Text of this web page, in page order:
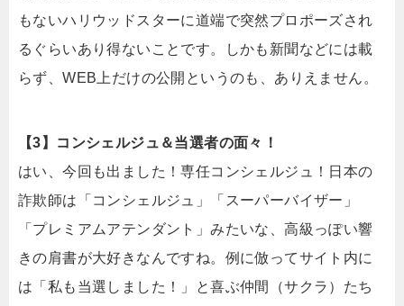
もないハリウッドスターに道端で突然プロポーズされ
るぐらいあり得ないことです。しかも新聞などには載
らず、WEB上だけの公開というのも、ありえません。
【3】コンシェルジュ＆当選者の面々！
はい、今回も出ました！専任コンシェルジュ！日本の
詐欺師は「コンシェルジュ」「スーパーバイザー」
「プレミアムアテンダント」みたいな、高級っぽい響
きの肩書が大好きなんですね。例に倣ってサイト内に
は「私も当選しました！」と喜ぶ仲間（サクラ）たち